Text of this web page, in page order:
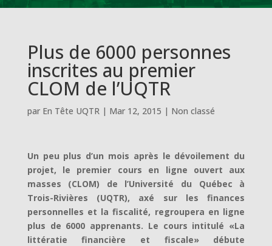
Plus de 6000 personnes
inscrites au premier
CLOM de l’UQTR
par En Tête UQTR| Mar 12, 2015 | Non classé
Un peu plus d’un mois après le dévoilement du
projet, le premier cours en ligne ouvert aux
masses (CLOM) de l’Université du Québec à
Trois-Rivières (UQTR), axé sur les finances
personnelles et la fiscalité, regroupera en ligne
plus de 6000 apprenants. Le cours intitulé «La
littératie financière et fiscale» débute